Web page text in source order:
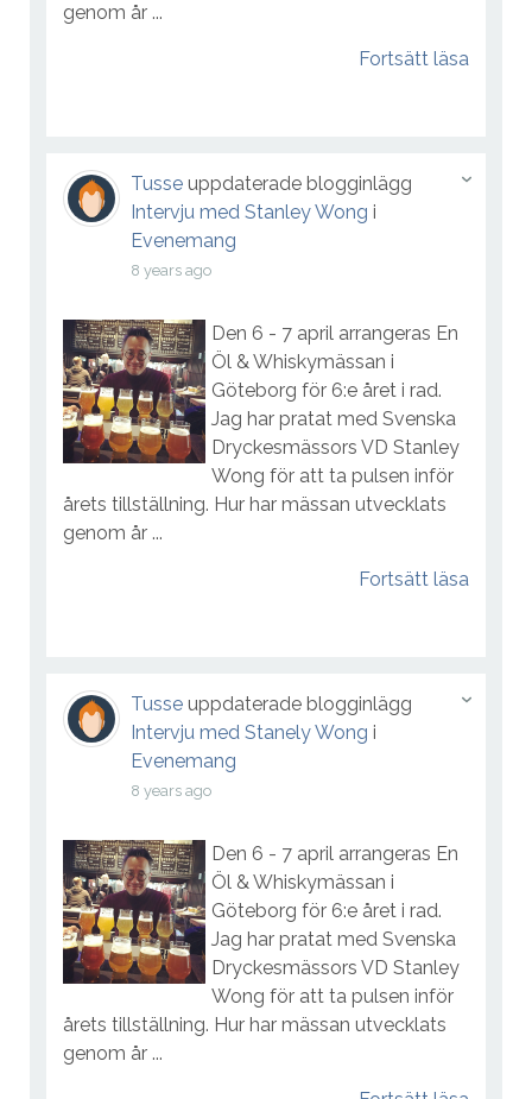
genom år ...
Fortsätt läsa
Tusseuppdaterade blogginlägg
Intervju med Stanley Wong i
Evenemang
8 years ago
Den 6 - 7 april arrangeras En
Öl & Whiskymässan i
Göteborg för 6:e året i rad.
Jag har pratat med Svenska
Dryckesmässors VD Stanley
Wong för att ta pulsen inför
årets tillställning. Hur har mässan utvecklats
genom år ...
Fortsätt läsa
Tusseuppdaterade blogginlägg
Intervju med Stanely Wong i
Evenemang
8 years ago
Den 6 - 7 april arrangeras En
Öl & Whiskymässan i
Göteborg för 6:e året i rad.
Jag har pratat med Svenska
Dryckesmässors VD Stanley
Wong för att ta pulsen inför
årets tillställning. Hur har mässan utvecklats
genom år ...